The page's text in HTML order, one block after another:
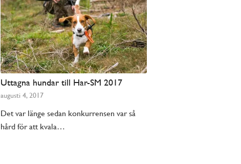
Uttagna hundar till Har-SM 2017
augusti 4, 2017
Det var länge sedan konkurrensen var så
hård för att kvala…